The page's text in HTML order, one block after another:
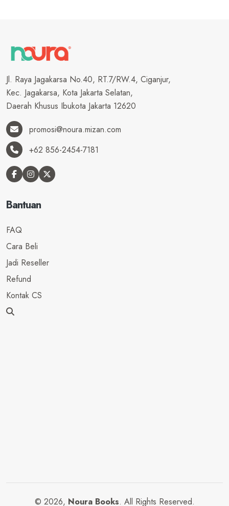
Jl. Raya Jagakarsa No.40, RT.7/RW.4, Ciganjur,
Kec. Jagakarsa, Kota Jakarta Selatan,
Daerah Khusus Ibukota Jakarta 12620
promosi@noura.mizan.com
+62 856-2454-7181
Bantuan
FAQ
Cara Beli
Jadi Reseller
Refund
Kontak CS
© 2026, Noura Books. All Rights Reserved.